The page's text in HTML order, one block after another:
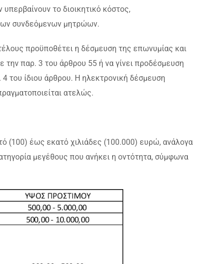
το διοικητικό κόστος,
συνδεόμενων μητρώων.
προϋποθέτει η δέσμευση της επωνυμίας και
την παρ. 3 του άρθρου 55 ή να γίνει προδέσμευση
του ίδιου άρθρου. Η ηλεκτρονική δέσμευση
ατελώς.
(100) έως εκατό χιλιάδες (100.000) ευρώ, ανάλογα
μεγέθους που ανήκει η οντότητα, σύμφωνα